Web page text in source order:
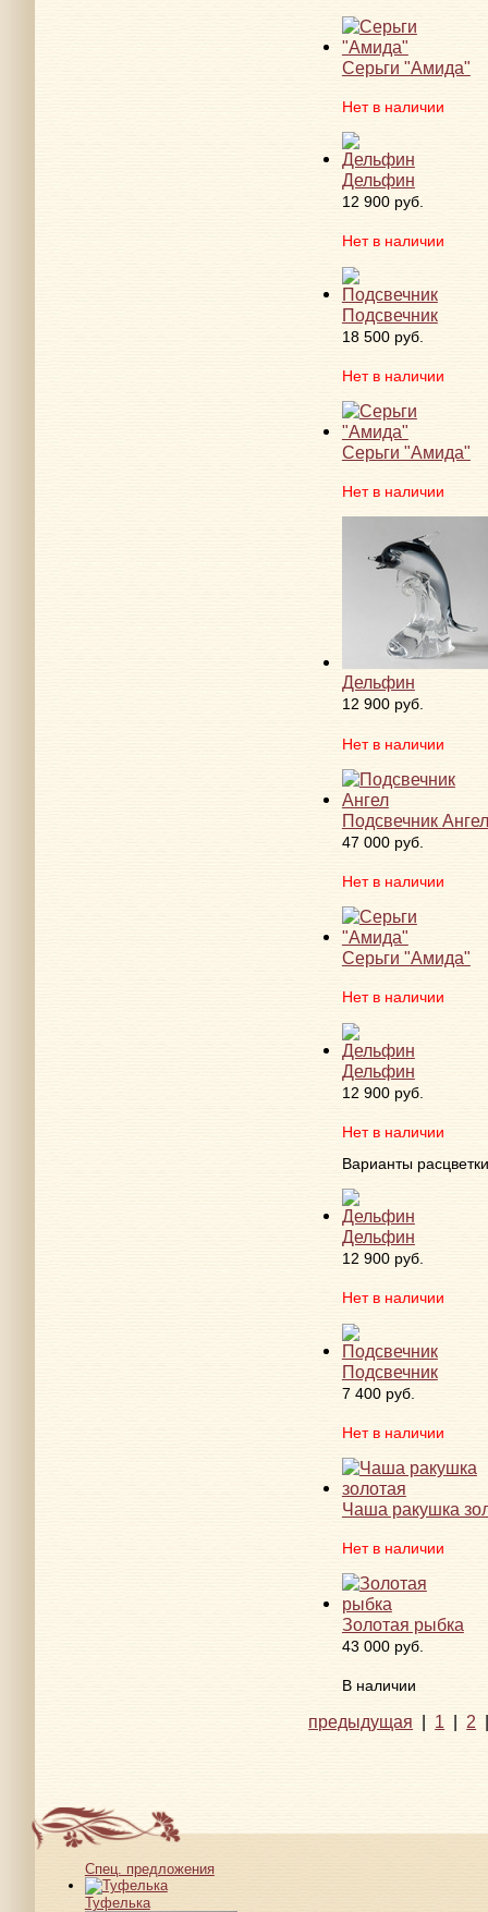
Серьги "Амида"
Нет в наличии
Дельфин
12 900 руб.
Нет в наличии
Подсвечник
18 500 руб.
Нет в наличии
Серьги "Амида"
Нет в наличии
Дельфин
12 900 руб.
Нет в наличии
Подсвечник Ангел
47 000 руб.
Нет в наличии
Серьги "Амида"
Нет в наличии
Дельфин
12 900 руб.
Нет в наличии
Варианты расцветки
Дельфин
12 900 руб.
Нет в наличии
Подсвечник
7 400 руб.
Нет в наличии
Чаша ракушка
Нет в наличии
Золотая рыбка
43 000 руб.
В наличии
предыдущая | 1 | 2
Спец. предложения
Туфелька